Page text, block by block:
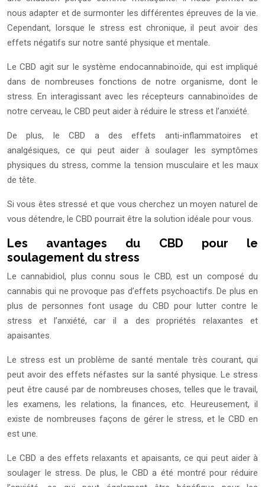
nous adapter et de surmonter les différentes épreuves de la vie.
Cependant, lorsque le stress est chronique, il peut avoir des
effets négatifs sur notre santé physique et mentale.
Le CBD agit sur le système endocannabinoïde, qui est impliqué
dans de nombreuses fonctions de notre organisme, dont le
stress. En interagissant avec les récepteurs cannabinoïdes de
notre cerveau, le CBD peut aider à réduire le stress et l’anxiété.
De plus, le CBD a des effets anti-inflammatoires et
analgésiques, ce qui peut aider à soulager les symptômes
physiques du stress, comme la tension musculaire et les maux
de tête.
Si vous êtes stressé et que vous cherchez un moyen naturel de
vous détendre, le CBD pourrait être la solution idéale pour vous.
Les avantages du CBD pour le
soulagement du stress
Le cannabidiol, plus connu sous le CBD, est un composé du
cannabis qui ne provoque pas d’effets psychoactifs. De plus en
plus de personnes font usage du CBD pour lutter contre le
stress et l’anxiété, car il a des propriétés relaxantes et
apaisantes.
Le stress est un problème de santé mentale très courant, qui
peut avoir des effets néfastes sur la santé physique. Le stress
peut être causé par de nombreuses choses, telles que le travail,
les examens, les relations, la finances, etc. Heureusement, il
existe de nombreuses façons de gérer le stress, et le CBD en
est une.
Le CBD a des effets relaxants et apaisants, ce qui peut aider à
soulager le stress. De plus, le CBD a été montré pour réduire